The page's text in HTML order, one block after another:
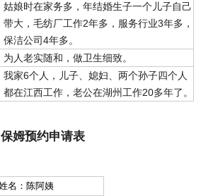
姑娘时在家务多，年结婚生子一个儿子自己
带大，毛纺厂工作2年多，服务行业3年多，
保洁公司4年多。
为人老实随和，做卫生细致。
我家6个人，儿子、媳妇、两个孙子四个人
都在江西工作，老公在湖州工作20多年了。
保姆预约申请表